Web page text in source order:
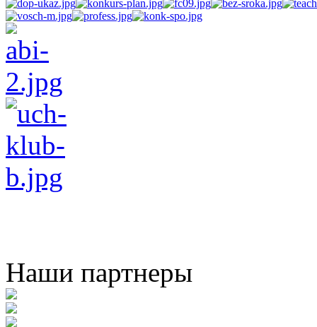
Наши партнеры